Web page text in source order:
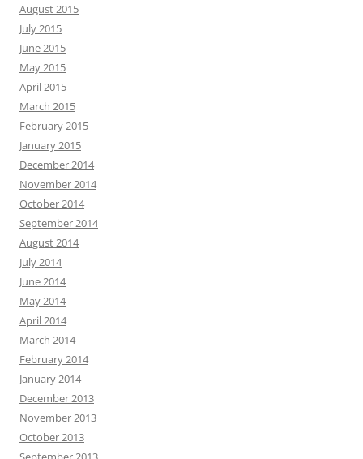
August 2015
July 2015
June 2015
May 2015
April 2015
March 2015
February 2015
January 2015
December 2014
November 2014
October 2014
September 2014
August 2014
July 2014
June 2014
May 2014
April 2014
March 2014
February 2014
January 2014
December 2013
November 2013
October 2013